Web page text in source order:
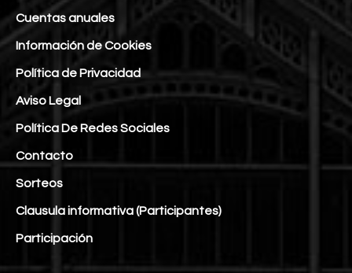
Cuentas anuales
Información de Cookies
Política de Privacidad
Aviso Legal
Política De Redes Sociales
Contacto
Sorteos
Clausula informativa (Participantes)
Participación